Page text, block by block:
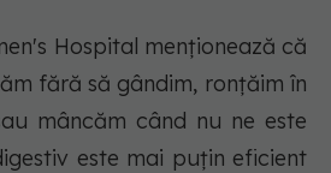
Hospital menționează că
fără să gândim, ronțăim în
mâncăm când nu ne este
este mai puțin eficient